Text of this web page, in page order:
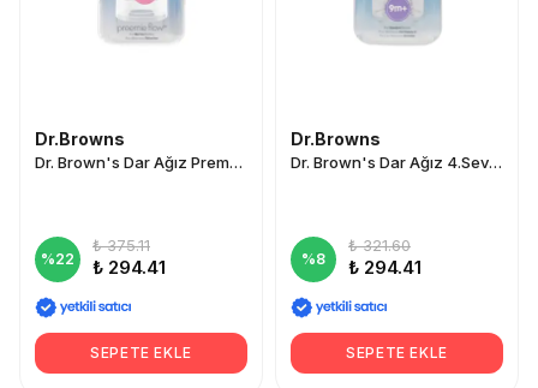
Dr.Browns
Dr. Brown's Dar Ağız Prematüre Silikon Biberon Emziği 2'li
%22
₺ 375.11
₺ 294.41
SEPETE EKLE
Dr.Browns
Dr. Brown's Dar Ağız 4.Seviye 9+ Silikon Biberon Emziği 2'li
%8
₺ 321.60
₺ 294.41
SEPETE EKLE